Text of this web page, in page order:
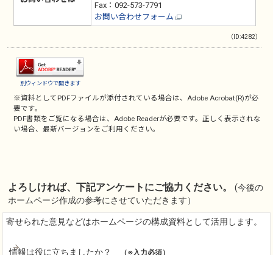
Fax：092-573-7791
お問い合わせフォーム
（ID:4282）
別ウィンドウで開きます
※資料としてPDFファイルが添付されている場合は、Adobe Acrobat(R)が必
要です。
PDF書類をご覧になる場合は、Adobe Readerが必要です。正しく表示されな
い場合、最新バージョンをご利用ください。